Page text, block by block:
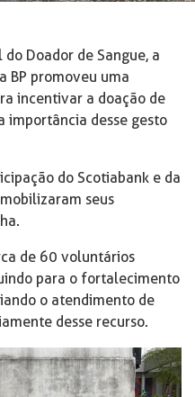
Doador de Sangue, a
BP promoveu uma
incentivar a doação de
importância desse gesto
do Scotiabank e da
seus
de 60 voluntários
para o fortalecimento
o atendimento de
desse recurso.